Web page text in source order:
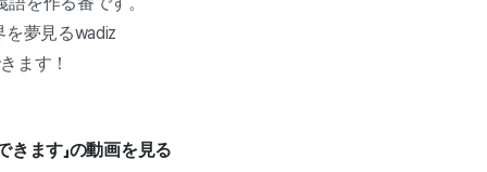
を夢見るwadiz
ます！
きます」の動画を見る